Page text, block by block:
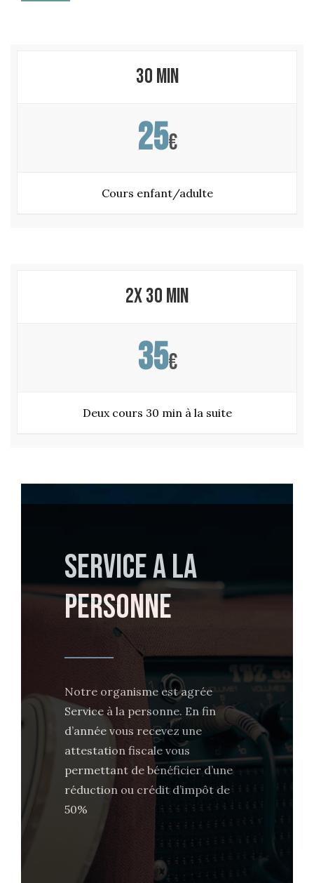
30 min
25€
Cours enfant/adulte
2x 30 min
35€
Deux cours 30 min à la suite
SERVICE A LA
PERSONNE
Notre organisme est agrée
Service à la personne. En fin
d’année vous recevez une
attestation fiscale vous
permettant de bénéficier d’une
réduction ou crédit d’impôt de
50%